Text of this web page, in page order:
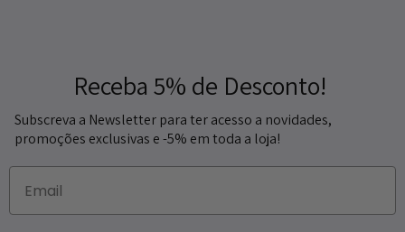
Receba 5% de Desconto!
Subscreva a Newsletter para ter acesso a novidades,
promoções exclusivas e -5% em toda a loja!